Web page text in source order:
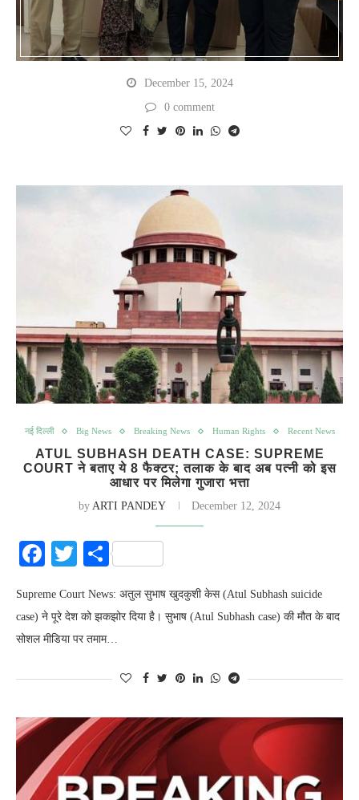
December 15, 2024
0 comment
नई दिल्ली Big News Breaking News Human Rights Recent News
ATUL SUBHASH DEATH CASE: SUPREME
COURT ने बताए ये 8 फैक्टर; तलाक के बाद अब पत्नी को इस
आधार पर मिलेगा गुजारा भत्ता
by ARTI PANDEY December 12, 2024
Facebook
Twitter
Share
Supreme Court News: अतुल सुभाष खुदकुशी केस (Atul Subhash suicide
case) ने पूरे देश को झकझोर दिया है। सुभाष (Atul Subhash case) की मौत के बाद
सोशल मीडिया पर तमाम…